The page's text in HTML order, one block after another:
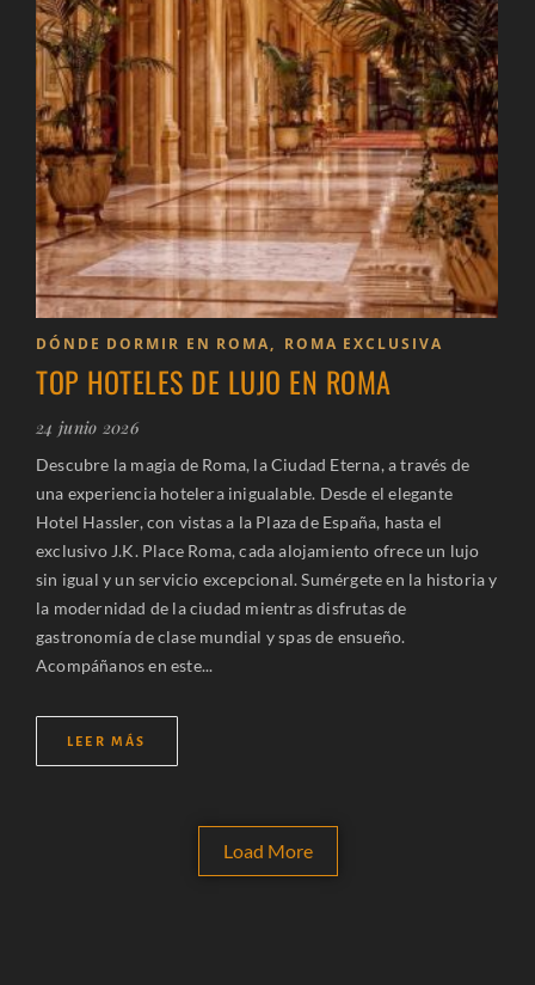
DÓNDE DORMIR EN ROMA, ROMA EXCLUSIVA
TOP HOTELES DE LUJO EN ROMA
24 junio 2026
Descubre la magia de Roma, la Ciudad Eterna, a través de
una experiencia hotelera inigualable. Desde el elegante
Hotel Hassler, con vistas a la Plaza de España, hasta el
exclusivo J.K. Place Roma, cada alojamiento ofrece un lujo
sin igual y un servicio excepcional. Sumérgete en la historia y
la modernidad de la ciudad mientras disfrutas de
gastronomía de clase mundial y spas de ensueño.
Acompáñanos en este...
LEER MÁS
Load More